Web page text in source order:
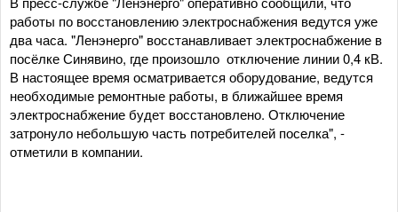
работы по восстановлению электроснабжения ведутся уже
два часа. "Ленэнерго" восстанавливает электроснабжение в
посёлке Синявино, где произошло отключение линии 0,4 кВ.
В настоящее время осматривается оборудование, ведутся
необходимые ремонтные работы, в ближайшее время
электроснабжение будет восстановлено. Отключение
затронуло небольшую часть потребителей поселка", -
отметили в компании.